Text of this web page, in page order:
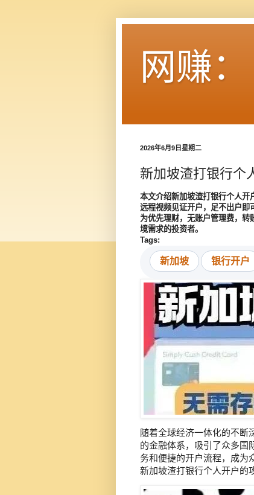
网赚
2026年6月9日星期二
新加坡渣打银行个
本文介绍新加坡渣打银行个人开
远程视频见证开户，足不出户即
为优先理财，无账户管理费，
境需求的投资者。
Tags:
新加坡 银行开户
随着全球经济一体化的不断
的金融体系，吸引了众多国
务和便捷的开户流程，成为
新加坡渣打银行个人开户的